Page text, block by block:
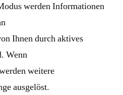
werden Informationen
Ihnen durch aktives
Wenn
weitere
ausgelöst.